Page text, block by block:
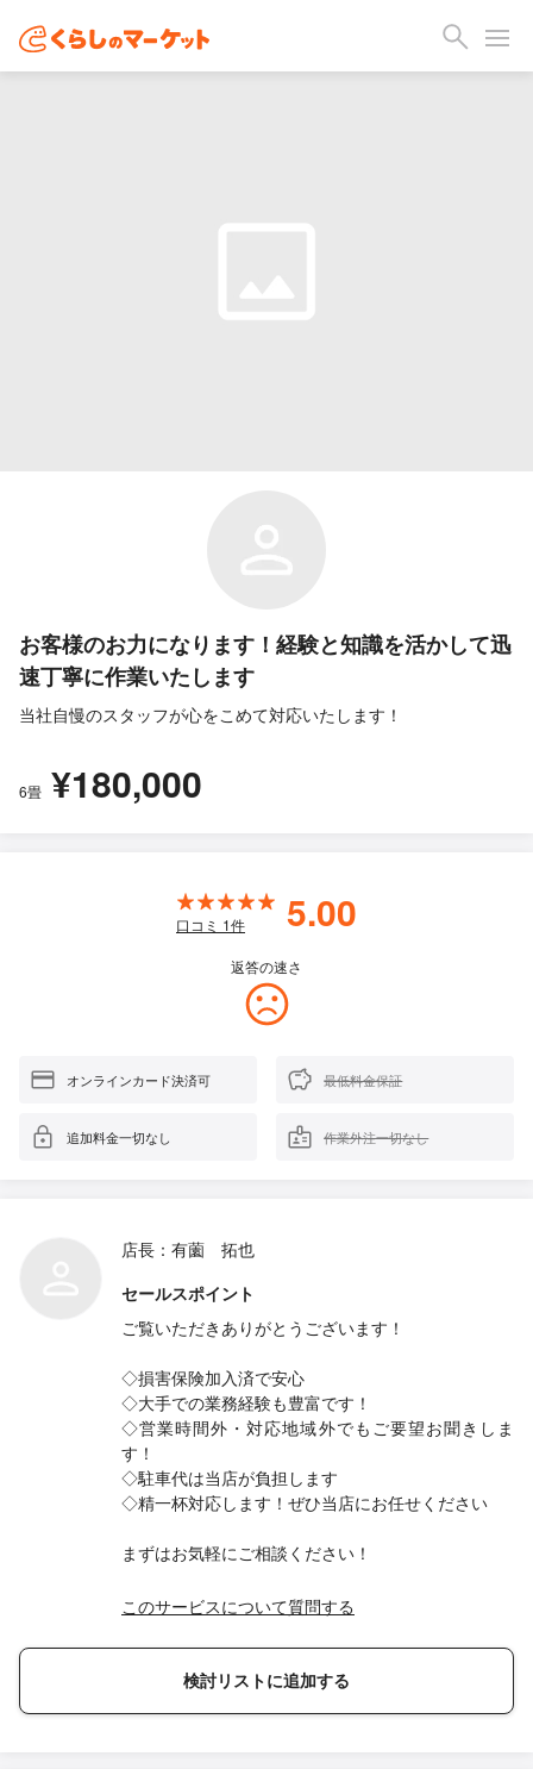
お客様のお力になります！経験と知識を活かして迅
速丁寧に作業いたします
当社自慢のスタッフが心をこめて対応いたします！
6畳 ¥180,000
口コミ 1件 5.00
返答の速さ
オンラインカード決済可 最低料金保証
追加料金一切なし 作業外注一切なし
店長：有薗 拓也
セールスポイント
ご覧いただきありがとうございます！
◇損害保険加入済で安心
◇大手での業務経験も豊富です！
◇営業時間外・対応地域外でもご要望お聞きしま
す！
◇駐車代は当店が負担します
◇精一杯対応します！ぜひ当店にお任せください
まずはお気軽にご相談ください！
このサービスについて質問する
検討リストに追加する